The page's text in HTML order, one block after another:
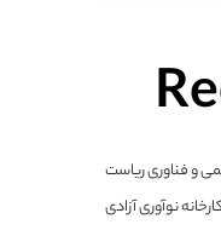
و فناوری ریاست
نوآوری آزادی